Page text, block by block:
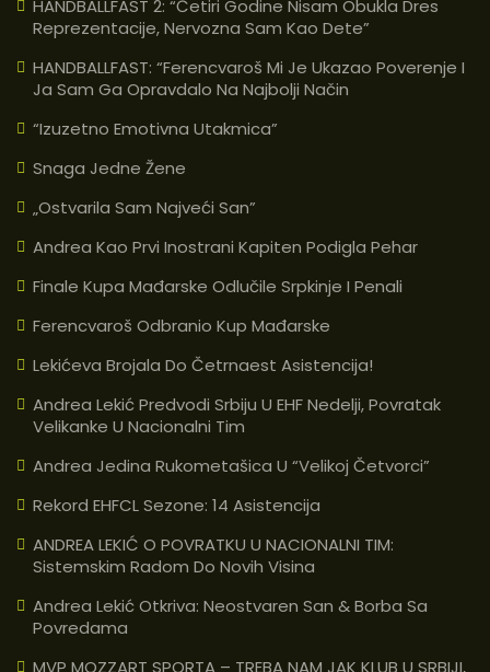
HANDBALLFAST 2: “Četiri Godine Nisam Obukla Dres
Reprezentacije, Nervozna Sam Kao Dete”
HANDBALLFAST: “Ferencvaroš Mi Je Ukazao Poverenje I
Ja Sam Ga Opravdalo Na Najbolji Način
“Izuzetno Emotivna Utakmica”
Snaga Jedne Žene
„Ostvarila Sam Najveći San”
Andrea Kao Prvi Inostrani Kapiten Podigla Pehar
Finale Kupa Mađarske Odlučile Srpkinje I Penali
Ferencvaroš Odbranio Kup Mađarske
Lekićeva Brojala Do Četrnaest Asistencija!
Andrea Lekić Predvodi Srbiju U EHF Nedelji, Povratak
Velikanke U Nacionalni Tim
Andrea Jedina Rukometašica U “velikoj Četvorci”
Rekord EHFCL Sezone: 14 Asistencija
ANDREA LEKIĆ O POVRATKU U NACIONALNI TIM:
Sistemskim Radom Do Novih Visina
Andrea Lekić Otkriva: Neostvaren San & Borba Sa
Povredama
MVP MOZZART SPORTA – TREBA NAM JAK KLUB U SRBIJI,